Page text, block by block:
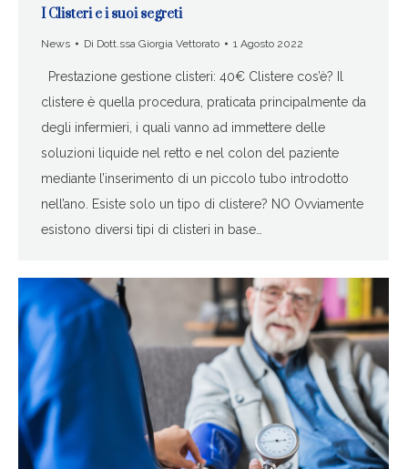
I Clisteri e i suoi segreti
News Di Dott.ssa Giorgia Vettorato 1 Agosto 2022
Prestazione gestione clisteri: 40€ Clistere cos’è? Il
clistere è quella procedura, praticata principalmente da
degli infermieri, i quali vanno ad immettere delle
soluzioni liquide nel retto e nel colon del paziente
mediante l’inserimento di un piccolo tubo introdotto
nell’ano. Esiste solo un tipo di clistere? NO Ovviamente
esistono diversi tipi di clisteri in base…